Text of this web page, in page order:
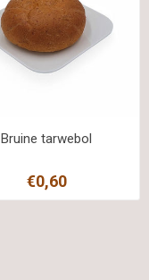
Bruine tarwebol
€0,60